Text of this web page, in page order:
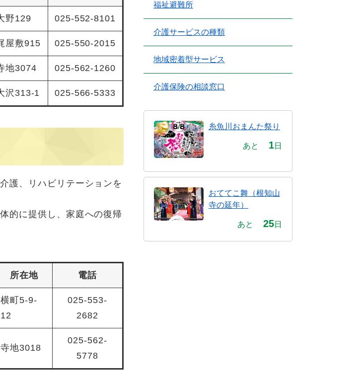
野129 025-552-8101
屋敷915 025-550-2015
地3074 025-562-1260
沢313-1 025-566-5333
護、リハビリテーションを
的に提供し、家庭への復帰
所在地 電話
横町5-9-
12
025-553-
2682
寺地3018
025-562-
5778
福祉避難所
介護サービスの種類
地域密着型サービス
介護保険の相談窓口
糸魚川おまんた祭り
あと 1日
おててこ舞（根知山
寺の延年）
あと 25日